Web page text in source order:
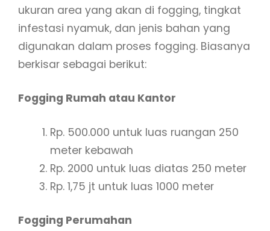
ukuran area yang akan di fogging, tingkat
infestasi nyamuk, dan jenis bahan yang
digunakan dalam proses fogging. Biasanya
berkisar sebagai berikut:
Fogging Rumah atau Kantor
Rp. 500.000 untuk luas ruangan 250
meter kebawah
Rp. 2000 untuk luas diatas 250 meter
Rp. 1,75 jt untuk luas 1000 meter
Fogging Perumahan